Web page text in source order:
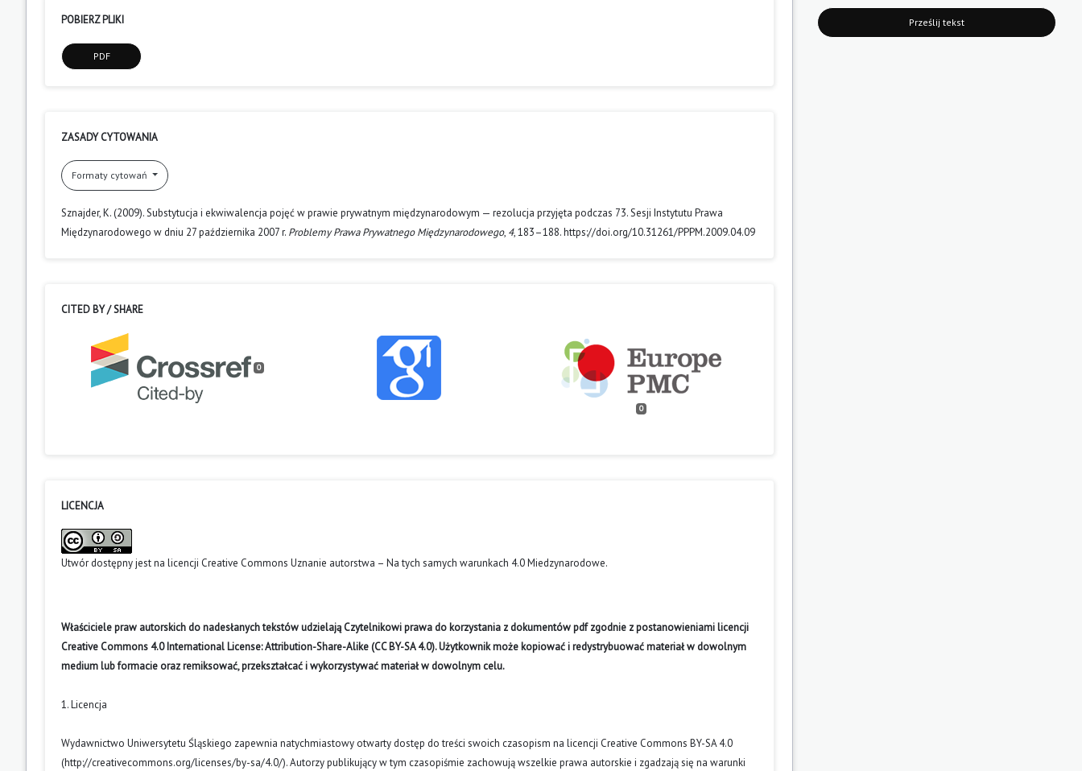
POBIERZ PLIKI
PDF
ZASADY CYTOWANIA
Formaty cytowań
Sznajder, K. (2009). Substytucja i ekwiwalencja pojęć w prawie prywatnym międzynarodowym — rezolucja przyjęta podczas 73. Sesji Instytutu Prawa
Międzynarodowego w dniu 27 października 2007 r. Problemy Prawa Prywatnego Międzynarodowego, 4, 183–188. https://doi.org/10.31261/PPPM.2009.04.09
CITED BY / SHARE
0
0
LICENCJA
Utwór dostępny jest na licencji Creative Commons Uznanie autorstwa – Na tych samych warunkach 4.0 Miedzynarodowe.
Właściciele praw autorskich do nadesłanych tekstów udzielają Czytelnikowi prawa do korzystania z dokumentów pdf zgodnie z postanowieniami licencji
Creative Commons 4.0 International License: Attribution-Share-Alike (CC BY-SA 4.0). Użytkownik może kopiować i redystrybuować materiał w dowolnym
medium lub formacie oraz remiksować, przekształcać i wykorzystywać materiał w dowolnym celu.
1. Licencja
Wydawnictwo Uniwersytetu Śląskiego zapewnia natychmiastowy otwarty dostęp do treści swoich czasopism na licencji Creative Commons BY-SA 4.0
(http://creativecommons.org/licenses/by-sa/4.0/). Autorzy publikujący w tym czasopiśmie zachowują wszelkie prawa autorskie i zgadzają się na warunki
Prześlij tekst